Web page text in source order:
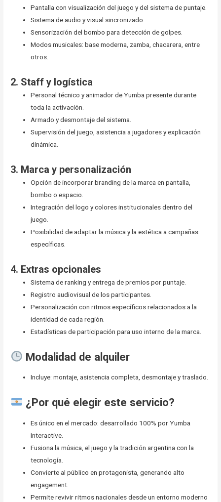
Pantalla con visualización del juego y del sistema de puntaje.
Sistema de audio y visual sincronizado.
Sensorización del bombo para detección de golpes.
Modos musicales: base moderna, zamba, chacarera, entre
otros.
2. Staff y logística
Personal técnico y animador de Yumba presente durante
toda la activación.
Armado y desmontaje del sistema.
Supervisión del juego, asistencia a jugadores y explicación
dinámica.
3. Marca y personalización
Opción de incorporar branding de la marca en pantalla,
bombo o espacio.
Integración del logo y colores institucionales dentro del
juego.
Posibilidad de adaptar la música y la estética a campañas
específicas.
4. Extras opcionales
Sistema de ranking y entrega de premios por puntaje.
Registro audiovisual de los participantes.
Personalización con ritmos específicos relacionados a la
identidad de cada región.
Estadísticas de participación para uso interno de la marca.
Modalidad de alquiler
Incluye: montaje, asistencia completa, desmontaje y traslado.
¿Por qué elegir este servicio?
Es único en el mercado: desarrollado 100% por Yumba
Interactive.
Fusiona la música, el juego y la tradición argentina con la
tecnología.
Convierte al público en protagonista, generando alto
engagement.
Permite revivir ritmos nacionales desde un entorno moderno